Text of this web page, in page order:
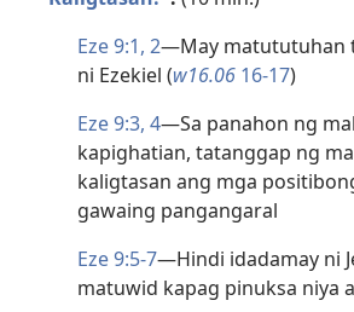
Eze 9:1, 2—May matututuhan
ni Ezekiel (w16.06 16-17)
Eze 9:3, 4—Sa panahon ng
kapighatian, tatanggap ng
kaligtasan ang mga
gawaing pangangaral
Eze 9:5-7—Hindi idadamay ni
matuwid kapag pinuksa niya